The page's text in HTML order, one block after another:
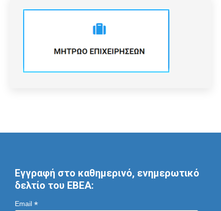
Εγγραφή στο καθημερινό, ενημερωτικό
δελτίο του ΕΒΕΑ:
Email *